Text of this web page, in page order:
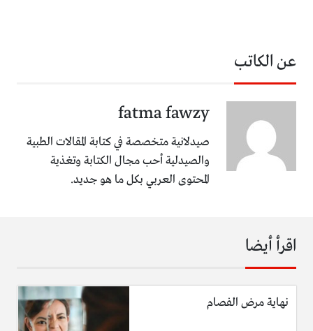
عن الكاتب
fatma fawzy
صيدلانية متخصصة في كتابة المقالات الطبية
والصيدلية أحب مجال الكتابة وتغذية
المحتوى العربي بكل ما هو جديد.
اقرأ أيضا
نهاية مرض الفصام